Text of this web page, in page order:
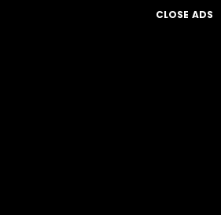
CLOSE ADS